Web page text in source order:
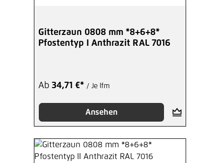
Gitterzaun 0808 mm *8+6+8*
Pfostentyp I Anthrazit RAL 7016
Ab 34,71 €* / Je lfm
Ansehen